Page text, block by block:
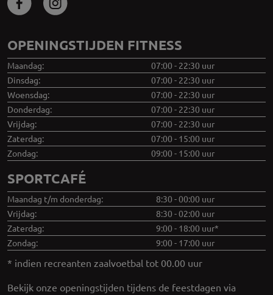
OPENINGSTIJDEN FITNESS
Maandag:
07:00 - 22:30 uur
Dinsdag:
07:00 - 22:30 uur
Woensdag:
07:00 - 22:30 uur
Donderdag:
07:00 - 22:30 uur
Vrijdag:
07:00 - 22:30 uur
Zaterdag:
07:00 - 15:00 uur
Zondag:
09:00 - 15:00 uur
SPORTCAFÉ
Maandag t/m donderdag:
8:30 - 00:00 uur
Vrijdag:
8:30 - 02:00 uur
Zaterdag:
9:00 - 18:00 uur*
Zondag:
9:00 - 17:00 uur
* indien recreanten zaalvoetbal tot 00.00 uur
Bekijk onze openingstijden tijdens de feestdagen via